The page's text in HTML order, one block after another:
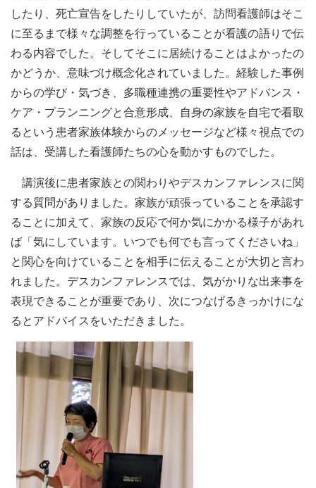
したり、死亡宣告をしたりしていたが、訪問看護師はそこ
に至るまで様々な調整を行っていることが看護の語りで伝
わる内容でした。そしてそこに居続けることはよかったの
かどうか、意味づけ概念化されていました。経験した事例
からの学び・気づき、多職種連携の重要性やアドバンス・
ケア・プランニングと合意形成、自身の家族を自宅で看取
るという患者家族体験からのメッセージなど様々視点での
話は、受講した看護師たちの心を動かすものでした。
講演後に患者家族との関わりやデスカンファレンスに関
する質問がありました。家族が頑張っていることを承認す
ることに加えて、家族の反応で何か気にかかる様子があれ
ば「気にしています。いつでも何でも言ってくださいね」
と関心を向けていることを相手に伝えることが大切と言わ
れました。デスカンファレンスでは、気がかりな出来事を
表現できることが重要であり、次につなげるきっかけにな
るとアドバイスをいただきました。